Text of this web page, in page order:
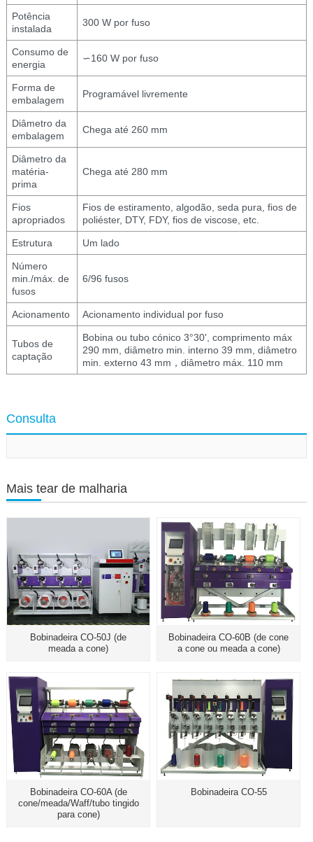
Potência
instalada
300 W por fuso
Consumo de
energia
∽160 W por fuso
Forma de
embalagem
Programável livremente
Diâmetro da
embalagem
Chega até 260 mm
Diâmetro da
matéria-
prima
Chega até 280 mm
Fios
apropriados
Fios de estiramento, algodão, seda pura, fios de
poliéster, DTY, FDY, fios de viscose, etc.
Estrutura Um lado
Número
min./máx. de
fusos
6/96 fusos
Acionamento Acionamento individual por fuso
Tubos de
captação
Bobina ou tubo cónico 3°30', comprimento máx
290 mm, diâmetro min. interno 39 mm, diâmetro
min. externo 43 mm，diâmetro máx. 110 mm
Consulta
Mais tear de malharia
Bobinadeira CO-50J (de
meada a cone)
Bobinadeira CO-60B (de cone
a cone ou meada a cone)
Bobinadeira CO-60A (de
cone/meada/Waff/tubo tingido
para cone)
Bobinadeira CO-55